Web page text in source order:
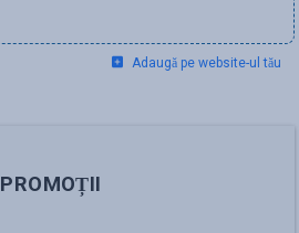
Adaugă pe website-ul tău
PROMOȚII